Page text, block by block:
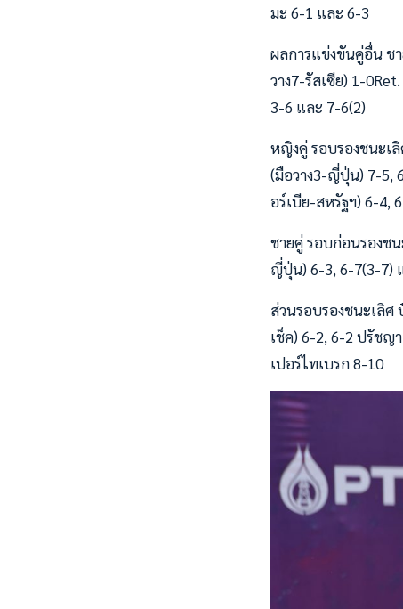
มะ 6-1 และ 6-3
ผลการแข่งขันคู่อื่น ช
วาง7-รัสเซีย) 1-
3-6 และ 7-6(2)
หญิงคู่ รอบรองชนะเลิ
(มือวาง3-ญี่ปุ่น) 7-5,
อร์เบีย-สหรัฐฯ) 6-4,
ชายคู่ รอบก่อนรองช
ญี่ปุ่น) 6-3, 6-7(3-7)
ส่วนรอบรองชนะเลิศ
เช็ค) 6-2, 6-2 ปรัชญ
เปอร์ไทเบรก 8-10